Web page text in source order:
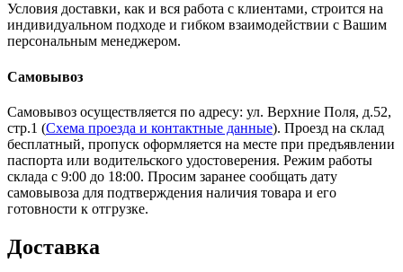
Условия доставки, как и вся работа с клиентами, строится на
индивидуальном подходе и гибком взаимодействии с Вашим
персональным менеджером.
Самовывоз
Самовывоз осуществляется по адресу: ул. Верхние Поля, д.52,
стр.1 (Схема проезда и контактные данные). Проезд на склад
бесплатный, пропуск оформляется на месте при предъявлении
паспорта или водительского удостоверения. Режим работы
склада с 9:00 до 18:00. Просим заранее сообщать дату
самовывоза для подтверждения наличия товара и его
готовности к отгрузке.
Доставка